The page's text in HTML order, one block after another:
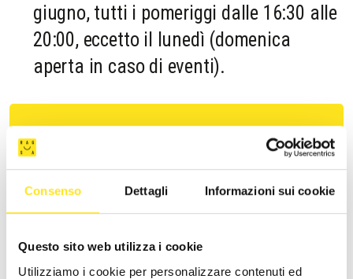
Consenso Dettagli Informazioni sui cookie
Questo sito web utilizza i cookie
Utilizziamo i cookie per personalizzare contenuti ed
giugno, tutti i pomeriggi dalle 16:30 alle
20:00, eccetto il lunedì (domenica
aperta in caso di eventi).
Potete chiedere una visita specifica per il vostro
gruppo e/o per la vostra scuola, saremo lieti di
vendita, il ricavato servirà a finanziare il prossimo
community